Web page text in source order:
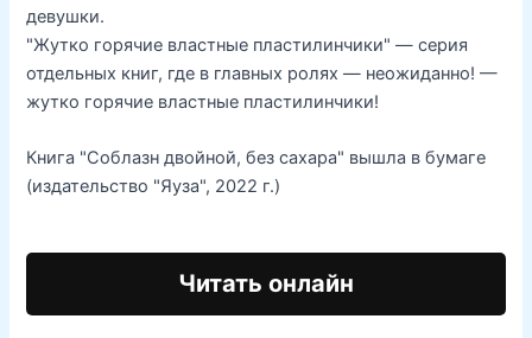
девушки.
"Жутко горячие властные пластилинчики" — серия
отдельных книг, где в главных ролях — неожиданно! —
жутко горячие властные пластилинчики!
Книга "Соблазн двойной, без сахара" вышла в бумаге
(издательство "Яуза", 2022 г.)
Читать онлайн